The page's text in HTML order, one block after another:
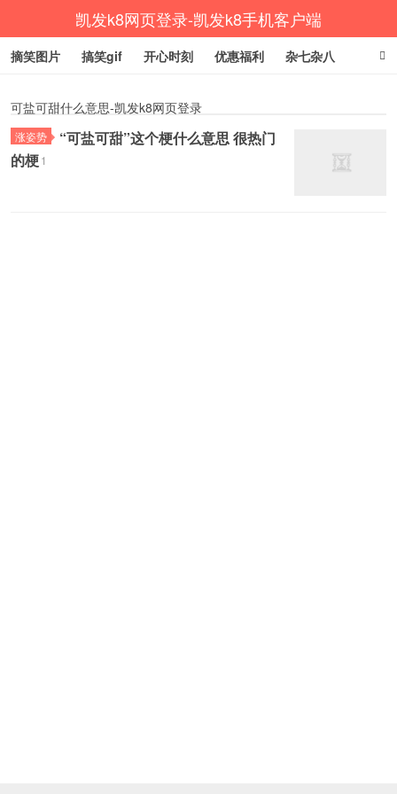
凯发k8网页登录-凯发k8手机客户端
摘笑图片 搞笑gif 开心时刻 优惠福利 杂七杂八
可盐可甜什么意思-凯发k8网页登录
涨姿势
“可盐可甜”这个梗什么意思 很热门
的梗1